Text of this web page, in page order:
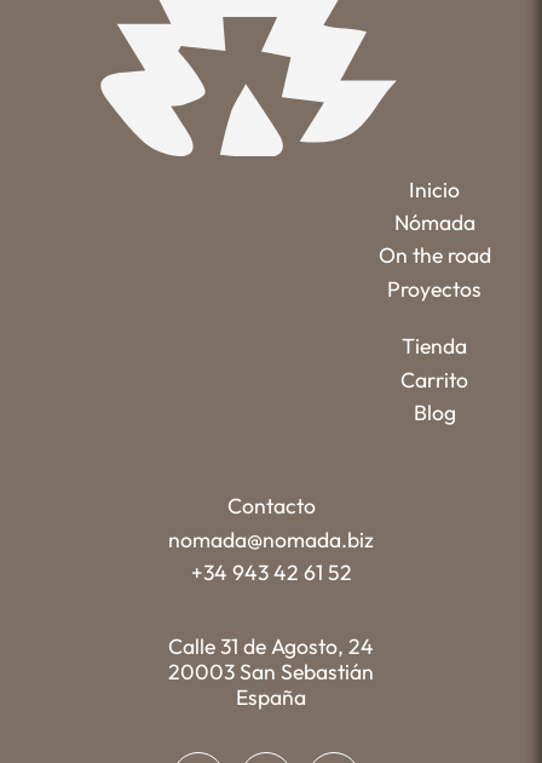
Inicio
Nómada
On the road
Proyectos
Tienda
Carrito
Blog
Contacto
nomada@nomada.biz
+34 943 42 61 52
Calle 31 de Agosto, 24
20003 San Sebastián
España